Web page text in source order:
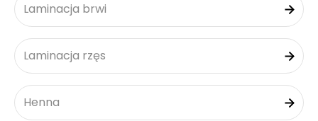
Laminacja brwi
Laminacja rzęs
Henna